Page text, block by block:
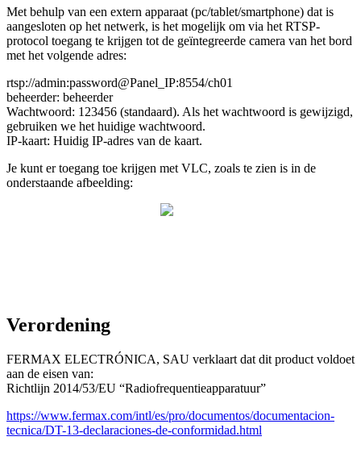
Met behulp van een extern apparaat (pc/tablet/smartphone) dat is
aangesloten op het netwerk, is het mogelijk om via het RTSP-
protocol toegang te krijgen tot de geïntegreerde camera van het bord
met het volgende adres:
rtsp://admin:password@Panel_IP:8554/ch01
beheerder: beheerder
Wachtwoord: 123456 (standaard). Als het wachtwoord is gewijzigd,
gebruiken we het huidige wachtwoord.
IP-kaart: Huidig IP-adres van de kaart.
Je kunt er toegang toe krijgen met VLC, zoals te zien is in de
onderstaande afbeelding:
Verordening
FERMAX ELECTRÓNICA, SAU verklaart dat dit product voldoet
aan de eisen van:
Richtlijn 2014/53/EU “Radiofrequentieapparatuur”
https://www.fermax.com/intl/es/pro/documentos/documentacion-
tecnica/DT-13-declaraciones-de-conformidad.html